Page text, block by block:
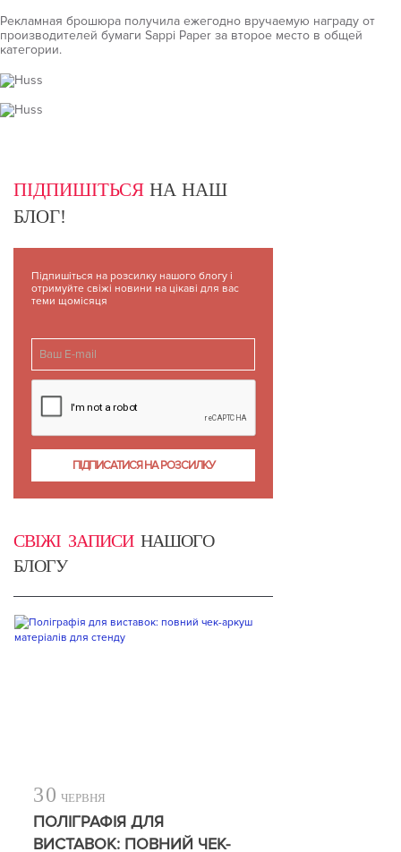
Рекламная брошюра получила ежегодно вручаемую награду от
производителей бумаги Sappi Paper за второе место в общей
категории.
ПІДПИШІТЬСЯ НА НАШ
БЛОГ!
Підпишіться на розсилку нашого блогу і
отримуйте свіжі новини на цікаві для вас
теми щомісяця
СВІЖІ ЗАПИСИНАШОГО
БЛОГУ
30 ЧЕРВНЯ
ПОЛІГРАФІЯ ДЛЯ
ВИСТАВОК: ПОВНИЙ ЧЕК-